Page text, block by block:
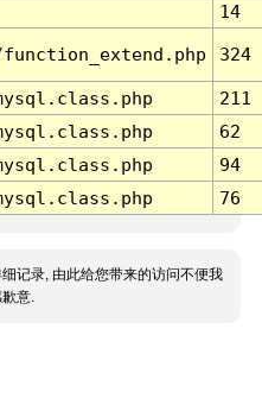
14
324
211
62
94
76
记录, 由此给您带来的访问不便我
意.